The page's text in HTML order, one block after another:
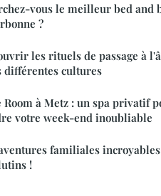
vous le meilleur bed and
?
les rituels de passage à
différentes cultures
Room à Metz : un spa privatif
votre week-end inoubliable
familiales
!